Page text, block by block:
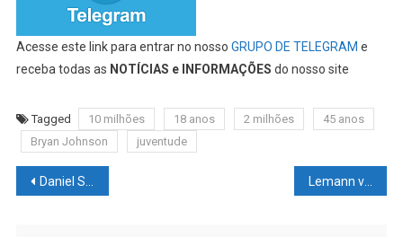
Acesse este link para entrar no nosso GRUPO DE TELEGRAM e
receba todas as NOTÍCIAS e INFORMAÇÕES do nosso site
Tagged 10 milhões 18 anos 2 milhões
45 anos
Bryan Johnson
juventude
Navegação
Daniel Silveira pode se transformar em bode expiatório Lemann vem ao Brasil e entra pessoalmente no caso Americanas